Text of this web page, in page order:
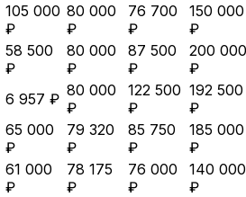
105 000
₽
80 000
₽
76 700
₽
150 000
₽
58 500
₽
80 000
₽
87 500
₽
200 000
₽
6 957 ₽ 80 000
₽
122 500
₽
192 500
₽
65 000
₽
79 320
₽
85 750
₽
185 000
₽
61 000
₽
78 175
₽
76 000
₽
140 000
₽